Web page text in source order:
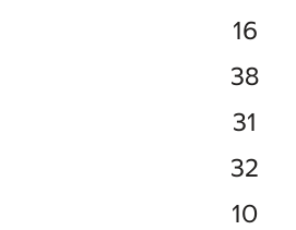
16
38
31
32
10